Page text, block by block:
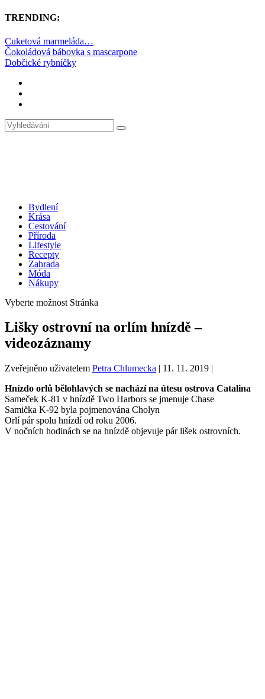
TRENDING:
Cuketová marmeláda…
Čokoládová bábovka s mascarpone
Dobčické rybníčky
Bydlení
Krása
Cestování
Příroda
Lifestyle
Recepty
Zahrada
Móda
Nákupy
Vyberte možnost Stránka
Lišky ostrovní na orlím hnízdě –
videozáznamy
Zveřejněno uživatelem Petra Chlumecka | 11. 11. 2019 |
Hnízdo orlů bělohlavých se nachází na útesu ostrova Catalina
Sameček K-81 v hnízdě Two Harbors se jmenuje Chase
Samička K-92 byla pojmenována Cholyn
Orlí pár spolu hnízdí od roku 2006.
V nočních hodinách se na hnízdě objevuje pár lišek ostrovních.